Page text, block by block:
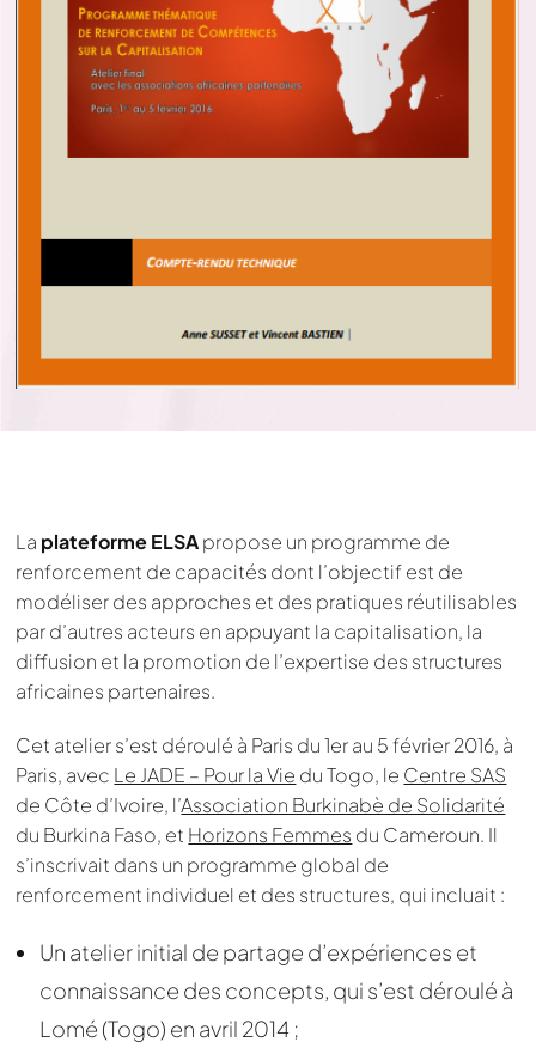
La plateforme ELSApropose un programme de
renforcement de capacités dont l’objectif est de
modéliser des approches et des pratiques réutilisables
par d’autres acteurs en appuyant la capitalisation, la
diffusion et la promotion de l’expertise des structures
africaines partenaires.
Cet atelier s’est déroulé à Paris du 1er au 5 février 2016, à
Paris, avec Le JADE – Pour la Vie du Togo, le Centre SAS
de Côte d’Ivoire, l’Association Burkinabè de Solidarité
du Burkina Faso, et Horizons Femmes du Cameroun. Il
s’inscrivait dans un programme global de
renforcement individuel et des structures, qui incluait :
Un atelier initial de partage d’expériences et
connaissance des concepts, qui s’est déroulé à
Lomé (Togo) en avril 2014 ;